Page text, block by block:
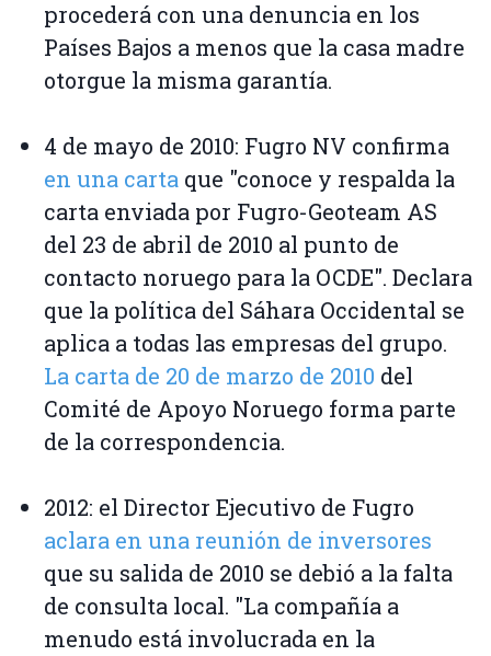
procederá con una denuncia en los
Países Bajos a menos que la casa madre
otorgue la misma garantía.
4 de mayo de 2010: Fugro NV confirma
en una carta que "conoce y respalda la
carta enviada por Fugro-Geoteam AS
del 23 de abril de 2010 al punto de
contacto noruego para la OCDE". Declara
que la política del Sáhara Occidental se
aplica a todas las empresas del grupo.
La carta de 20 de marzo de 2010 del
Comité de Apoyo Noruego forma parte
de la correspondencia.
2012: el Director Ejecutivo de Fugro
aclara en una reunión de inversores
que su salida de 2010 se debió a la falta
de consulta local. "La compañía a
menudo está involucrada en la